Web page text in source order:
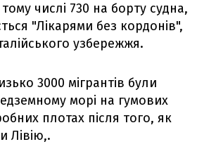
тому числі 730 на борту судна,
"Лікарями без кордонів",
узбережжя.
3000 мігрантів були
морі на гумових
плотах після того, як
Лівію,.